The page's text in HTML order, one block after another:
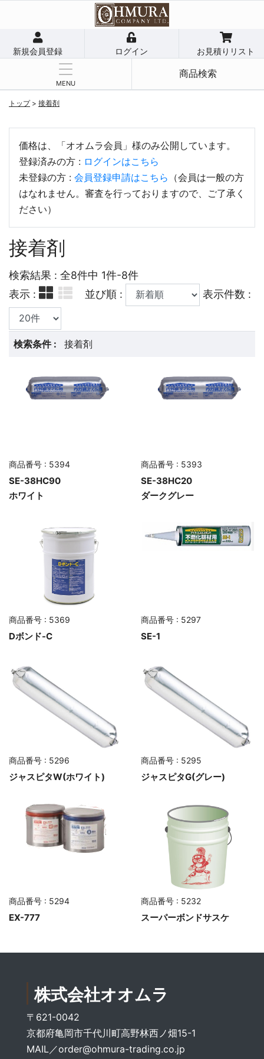
新規会員登録 ログイン お見積りリスト
MENU
商品検索
トップ> 接着剤
価格は、「オオムラ会員」様のみ公開しています。
登録済みの方 : ログインはこちら
未登録の方 : 会員登録申請はこちら （会員は一般の方
はなれません。審査を行っておりますので、ご了承く
ださい）
接着剤
検索結果 : 全8件中 1件-8件
表示 :
並び順 : 表示件数 :
検索条件 : 接着剤
商品番号 : 5394
SE-38HC90
ホワイト
商品番号 : 5393
SE-38HC20
ダークグレー
商品番号 : 5369
Dボンド-C
商品番号 : 5297
SE-1
商品番号 : 5296
ジャスピタW(ホワイト)
商品番号 : 5295
ジャスピタG(グレー)
商品番号 : 5294
EX-777
商品番号 : 5232
スーパーボンドサスケ
株式会社オオムラ
〒621-0042
京都府亀岡市千代川町高野林西ノ畑15-1
MAIL／order@ohmura-trading.co.jp